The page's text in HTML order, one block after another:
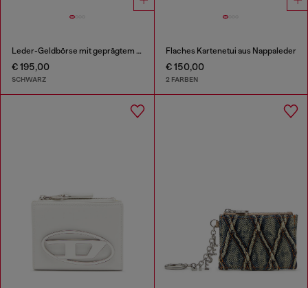
Leder-Geldbörse mit geprägtem Motiv, dreifach faltbar
€ 195,00
SCHWARZ
Flaches Kartenetui aus Nappaleder
€ 150,00
2 FARBEN